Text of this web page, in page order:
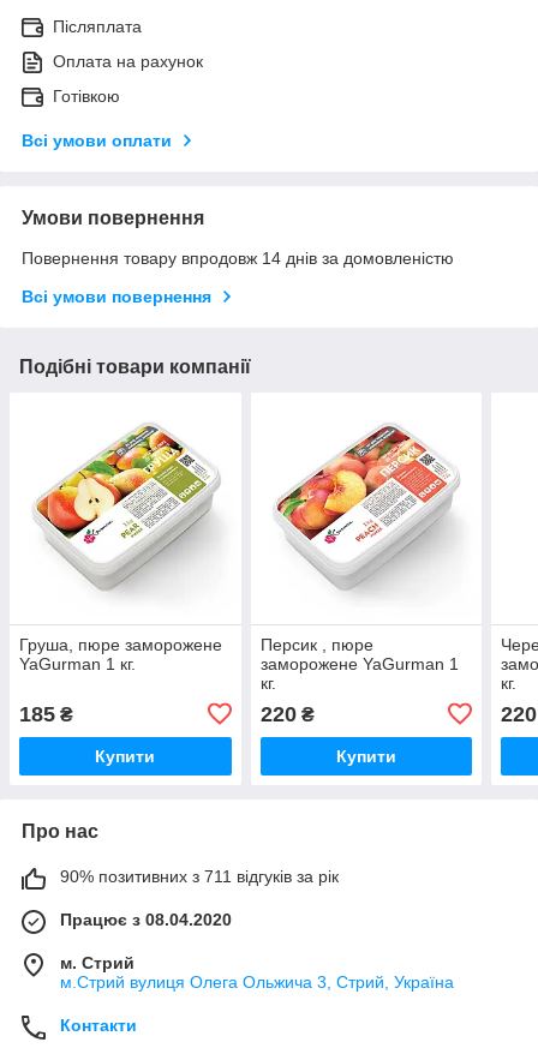
Післяплата
Оплата на рахунок
Готівкою
Всі умови оплати
Умови повернення
Повернення товару впродовж 14 днів за домовленістю
Всі умови повернення
Подібні товари компанії
Груша, пюре заморожене
YaGurman 1 кг.
185 ₴
Купити
Персик , пюре
заморожене YaGurman 1
кг.
220₴
Купити
кг.
220
Про нас
90% позитивних з 711 відгуків за рік
Працює з 08.04.2020
м. Стрий
м.Стрий вулиця Олега Ольжича 3, Стрий, Україна
Контакти